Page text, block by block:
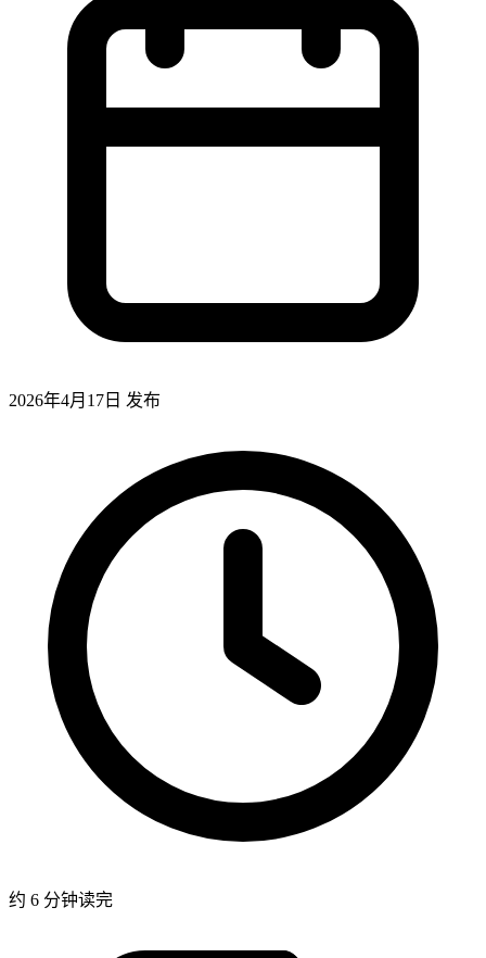
2026年4月17日 发布
约 6 分钟读完